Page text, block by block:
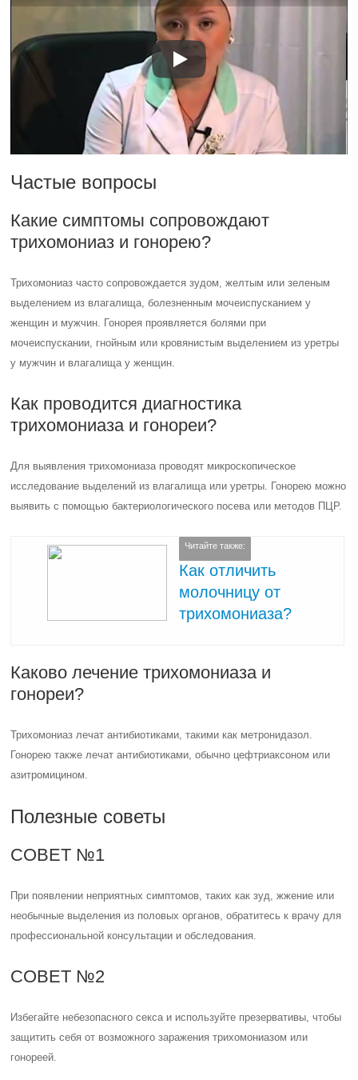
Частые вопросы
Какие симптомы сопровождают
трихомониаз и гонорею?
Трихомониаз часто сопровождается зудом, желтым или зеленым
выделением из влагалища, болезненным мочеиспусканием у
женщин и мужчин. Гонорея проявляется болями при
мочеиспускании, гнойным или кровянистым выделением из уретры
у мужчин и влагалища у женщин.
Как проводится диагностика
трихомониаза и гонореи?
Для выявления трихомониаза проводят микроскопическое
исследование выделений из влагалища или уретры. Гонорею можно
выявить с помощью бактериологического посева или методов ПЦР.
Читайте также:
Как отличить
молочницу от
трихомониаза?
Каково лечение трихомониаза и
гонореи?
Трихомониаз лечат антибиотиками, такими как метронидазол.
Гонорею также лечат антибиотиками, обычно цефтриаксоном или
азитромицином.
Полезные советы
СОВЕТ №1
При появлении неприятных симптомов, таких как зуд, жжение или
необычные выделения из половых органов, обратитесь к врачу для
профессиональной консультации и обследования.
СОВЕТ №2
Избегайте небезопасного секса и используйте презервативы, чтобы
защитить себя от возможного заражения трихомониазом или
гонореей.